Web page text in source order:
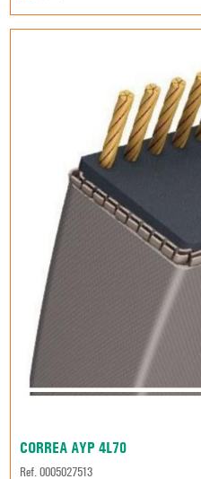
CORREA AYP 4L70
Ref. 0005027513